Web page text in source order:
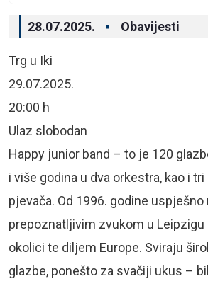
28.07.2025. Obavijesti
Trg u Iki
29.07.2025.
20:00 h
Ulaz slobodan
Happy junior band – to je 120
i više godina u dva orkestra, kao i
pjevača. Od 1996. godine
prepoznatljivim zvukom u Leipzigu
okolici te diljem Europe. Sviraju
glazbe, ponešto za svačiji ukus –